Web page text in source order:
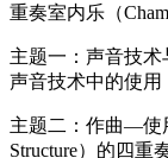
重奏室内乐（
主题一：声音技
声音技术中的使用
主题二：作曲—使
Structure）的四重